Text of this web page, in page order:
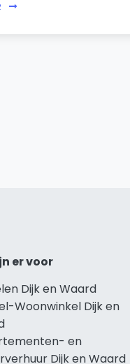
er voor
Dijk en Waard
Woonwinkel Dijk en
en
Dijk en Waard